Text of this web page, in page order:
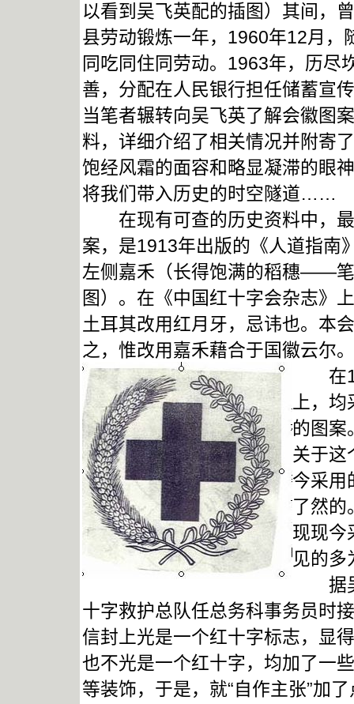
以看到吴飞英配的插图）其间，
县劳动锻炼一年，1960年12月，
同吃同住同劳动。1963年，历尽
善，分配在人民银行担任储蓄宣
当笔者辗转向吴飞英了解会徽图
料，详细介绍了相关情况并附寄
饱经风霜的面容和略显凝滞的眼
将我们带入历史的时空隧道……
在现有可查的历史资料中，最
案，是1913年出版的《人道指南
左侧嘉禾（长得饱满的稻穗——
图）。在《中国红十字会杂志》
土耳其改用红月牙，忌讳也。本
之，惟改用嘉禾藉合于国徽云尔。
在
上，
的图案
关于这
今采用
了然的
现现今
见的多
据吴
十字救护总队任总务科事务员时
信封上光是一个红十字标志，显
也不光是一个红十字，均加了一
等装饰，于是，就“自作主张”加